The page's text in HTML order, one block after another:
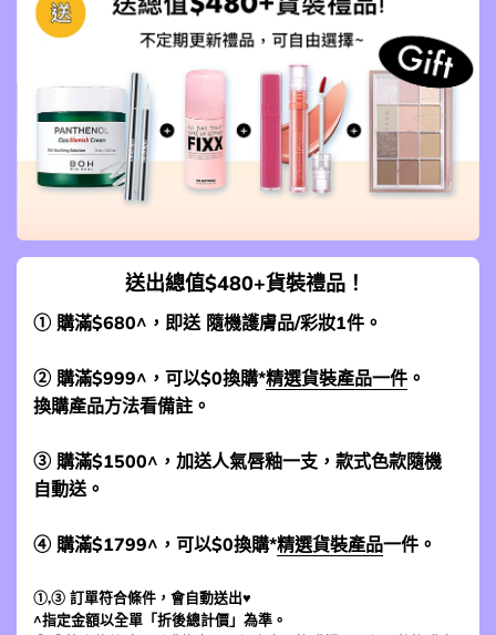
送出總值$480+貨裝禮品！
① 購滿$680^，即送 隨機護膚品/彩妝1件。
② 購滿$999^，可以$0換購*精選貨裝產品一件 。
換購產品方法看備註。
③ 購滿$1500^，加送人氣唇釉一支，款式色款隨機
自動送。
④ 購滿$1799^，可以$0換購*精選貨裝產品一件。
①,③ 訂單符合條件，會自動送出♥
^指定金額以全單「折後總計價」為準。